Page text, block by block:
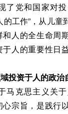
了党和国家对
的工作”，从儿童
人的全生命周
人的重要性日
投资于人的政治
克思主义关于
宗旨，是践行